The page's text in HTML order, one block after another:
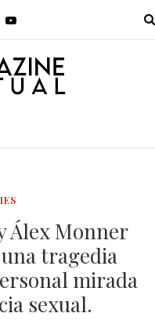
Álex Monner
tragedia
mirada
sexual.